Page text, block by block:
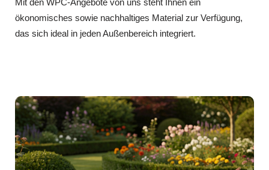
ökonomisches sowie nachhaltiges Material zur Verfügung,
das sich ideal in jeden Außenbereich integriert.